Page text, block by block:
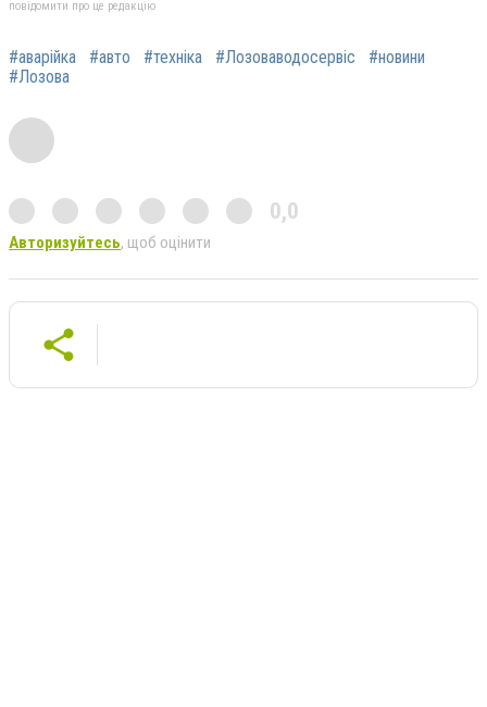
повідомити про це редакцію
#аварійка #авто #техніка #Лозоваводосервіс
#новини
#Лозова
0,0
Авторизуйтесь, щоб оцінити